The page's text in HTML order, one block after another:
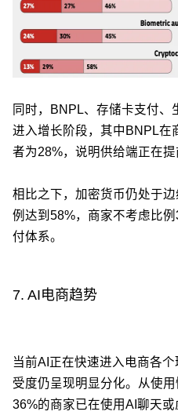
同时，BNPL、存储卡支付、
进入增长阶段，其中BNPL在
者为28%，说明供给端正在提
相比之下，加密货币仍处于
例达到58%，商家不考虑比
付体系。
7. AI电商趋势
当前AI正在快速进入电商各
受度仍呈现明显分化。从使
36%的商家已在使用AI聊天